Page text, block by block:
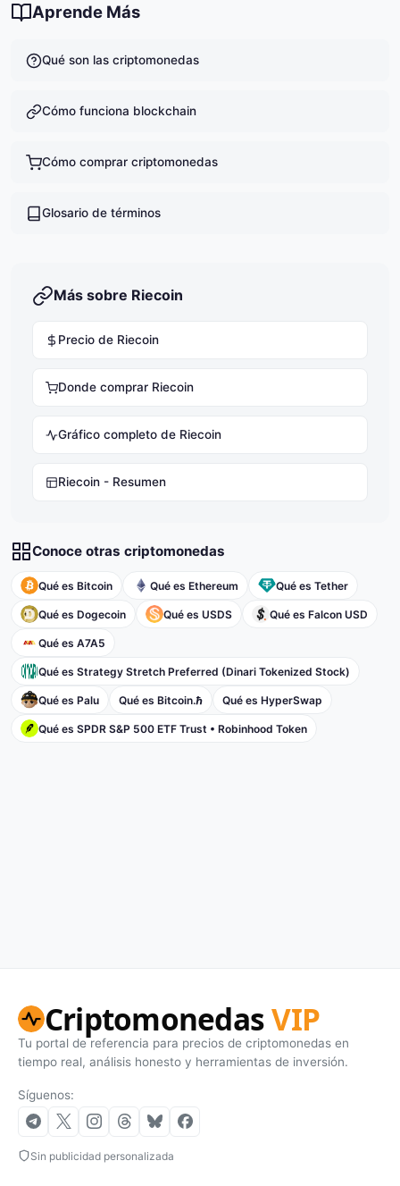
Aprende Más
Qué son las criptomonedas
Cómo funciona blockchain
Cómo comprar criptomonedas
Glosario de términos
Más sobre Riecoin
Precio de Riecoin
Donde comprar Riecoin
Gráfico completo de Riecoin
Riecoin - Resumen
Conoce otras criptomonedas
Qué es Bitcoin Qué es Ethereum Qué es Tether
Qué es Dogecoin Qué es USDS Qué es Falcon USD
Qué es A7A5
Qué es Strategy Stretch Preferred (Dinari Tokenized Stock)
Qué es Palu Qué es Bitcoin.ℏ Qué es HyperSwap
Qué es SPDR S&P 500 ETF Trust • Robinhood Token
CriptomonedasVIP
Tu portal de referencia para precios de criptomonedas en
tiempo real, análisis honesto y herramientas de inversión.
Síguenos:
Sin publicidad personalizada